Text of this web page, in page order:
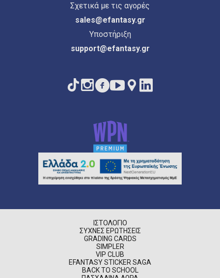
Σχετικά με τις αγορές
sales@efantasy.gr
Υποστήριξη
support@efantasy.gr
ΙΣΤΟΛΌΓΙΟ
ΣΥΧΝΈΣ ΕΡΩΤΉΣΕΙΣ
GRADING CARDS
SIMPLER
VIP CLUB
EFANTASY STICKER SAGA
BACK TO SCHOOL